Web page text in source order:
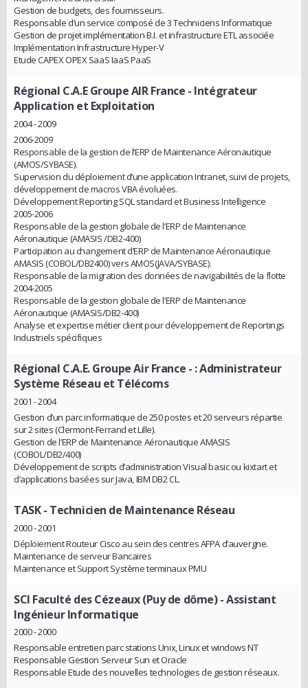
Gestion de budgets, des fournisseurs.
Responsable d’un service composé de 3 Techniciens Informatique
Gestion de projet implémentation B.I. et infrastructure ETL associée
Implémentation Infrastructure Hyper-V
Etude CAPEX OPEX SaaS IaaS PaaS
Régional C.A.E Groupe AIR France - Intégrateur
Application et Exploitation
2004 - 2009
2006-2009
Responsable de la gestion de l’ERP de Maintenance Aéronautique
(AMOS/SYBASE).
Supervision du déploiement d’une application Intranet, suivi de projets,
développement de macros VBA évoluées.
Développement Reporting SQL standard et Business Intelligence
2005-2006
Responsable de la gestion globale de l’ERP de Maintenance
Aéronautique (AMASIS /DB2-400)
Participation au changement d’ERP de Maintenance Aéronautique
AMASIS (COBOL/DB2400) vers AMOS(JAVA/SYBASE).
Responsable de la migration des données de navigabilités de la flotte
2004-2005
Responsable de la gestion globale de l’ERP de Maintenance
Aéronautique (AMASIS/DB2-400)
Analyse et expertise métier client pour développement de Reportings
Industriels spécifiques
Régional C.A.E. Groupe Air France - : Administrateur
Système Réseau et Télécoms
2001 - 2004
Gestion d’un parc informatique de 250 postes et 20 serveurs répartie
sur 2 sites (Clermont-Ferrand et Lille).
Gestion de l’ERP de Maintenance Aéronautique AMASIS
(COBOL/DB2/400)
Développement de scripts d’administration Visual basic ou kixtart et
d’applications basées sur Java, IBM DB2 CL.
TASK- Technicien de Maintenance Réseau
2000 - 2001
Déploiement Routeur Cisco au sein des centres AFPA d’auvergne.
Maintenance de serveur Bancaires
Maintenance et Support Système terminaux PMU
SCI Faculté des Cézeaux (Puy de dôme)- Assistant
Ingénieur Informatique
2000 - 2000
Responsable entretien parc stations Unix, Linux et windows NT
Responsable Gestion Serveur Sun et Oracle
Responsable Etude des nouvelles technologies de gestion réseaux.